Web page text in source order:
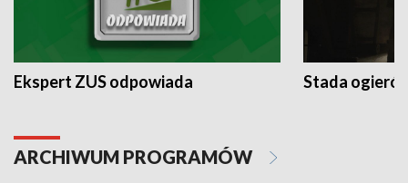
Ekspert ZUS odpowiada Stada
ARCHIWUM PROGRAMÓW